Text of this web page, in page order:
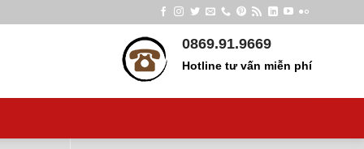
0869.91.9669
Hotline tư vấn miễn phí